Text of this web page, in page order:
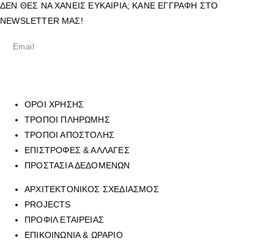
ΔΕΝ ΘΕΣ ΝΑ ΧΑΝΕΙΣ ΕΥΚΑΙΡΙΑ; ΚΑΝΕ ΕΓΓΡΑΦΗ ΣΤΟ
NEWSLETTER ΜΑΣ!
ΟΡΟΙ ΧΡΗΣΗΣ
ΤΡΟΠΟΙ ΠΛΗΡΩΜΗΣ
ΤΡΟΠΟΙ ΑΠΟΣΤΟΛΗΣ
ΕΠΙΣΤΡΟΦΕΣ & ΑΛΛΑΓΕΣ
ΠΡΟΣΤΑΣΙΑ ΔΕΔΟΜΕΝΩΝ
ΑΡΧΙΤΕΚΤΟΝΙΚΟΣ ΣΧΕΔΙΑΣΜΟΣ
PROJECTS
ΠΡΟΦΙΛ ΕΤΑΙΡΕΙΑΣ
ΕΠΙΚΟΙΝΩΝΙΑ & ΩΡΑΡΙΟ